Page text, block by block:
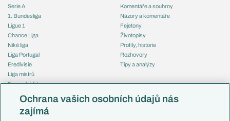
Serie A
1. Bundesliga
Ligue 1
Chance Liga
Niké liga
Liga Portugal
Eredivisie
Liga mistrů
Evropská liga
Mistrovství světa
Liga národů
Komentáře a souhrny
Názory a komentáře
Fejetony
Životopisy
Profily, historie
Rozhovory
Tipy a analýzy
Česko
Ochrana vašich osobních údajů nás
zajímá